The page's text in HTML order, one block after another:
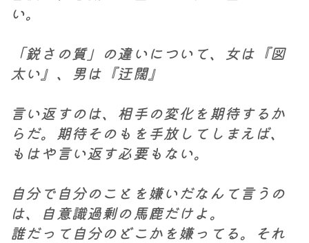
い。
「鋭さの質」の違いについて、女は『図
太い』、男は『迂闊』
言い返すのは、相手の変化を期待するか
らだ。期待そのもを手放してしまえば、
もはや言い返す必要もない。
自分で自分のことを嫌いだなんて言うの
は、自意識過剰の馬鹿だけよ。
誰だって自分のどこかを嫌ってる。それ